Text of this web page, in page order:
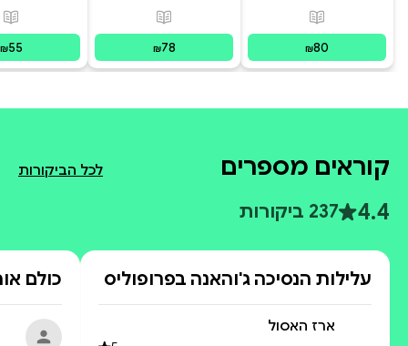
פורמטים זמינים
מודפס
₪80
פורמטים זמינים מודפס
₪78
Chaos
₪55
קוראים מספרים לכל הביקורות
4.4 237 ביקורות
עלילות הנסיכה ג'והאנה בפרופוליס
ארז האסול
כולם